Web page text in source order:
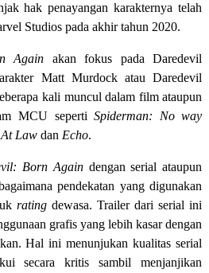
hak penayangan karakternya telah
Studios pada akhir tahun 2020.
Again akan fokus pada Daredevil
Matt Murdock atau Daredevil
kali muncul dalam film ataupun
MCU sepertiSpiderman: No way
Lawdan Echo.
Born Againdengan serial ataupun
pendekatan yang digunakan
rating dewasa. Trailer dari serial ini
grafis yang lebih kasar dengan
Hal ini menunjukan kualitas serial
secara kritis sambil menjanjikan